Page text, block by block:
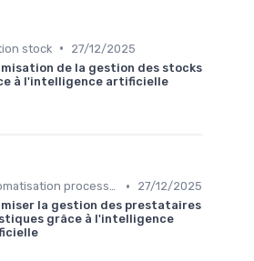
stock •
27/12/2025
de la gestion des stocks
à l'intelligence artificielle
Automatisation processus •
27/12/2025
la gestion des prestataires
grâce à l'intelligence